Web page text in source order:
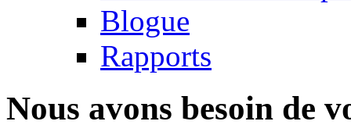
Blogue
Rapports
Nous avons besoin de